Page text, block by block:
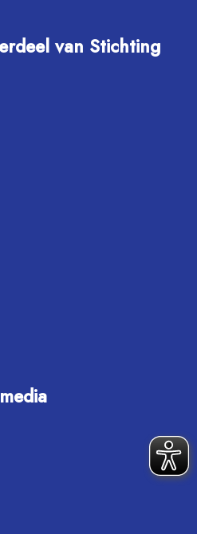
van Stichting